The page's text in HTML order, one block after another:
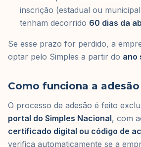
inscrição (estadual ou
tenham decorrido 60 dias da
Se esse prazo for perdido, a
optar pelo Simples a partir do ano
Como funciona a adesão
O processo de adesão é feito
portal do Simples Nacional, com
certificado digital ou código de
verifica automaticamente se a